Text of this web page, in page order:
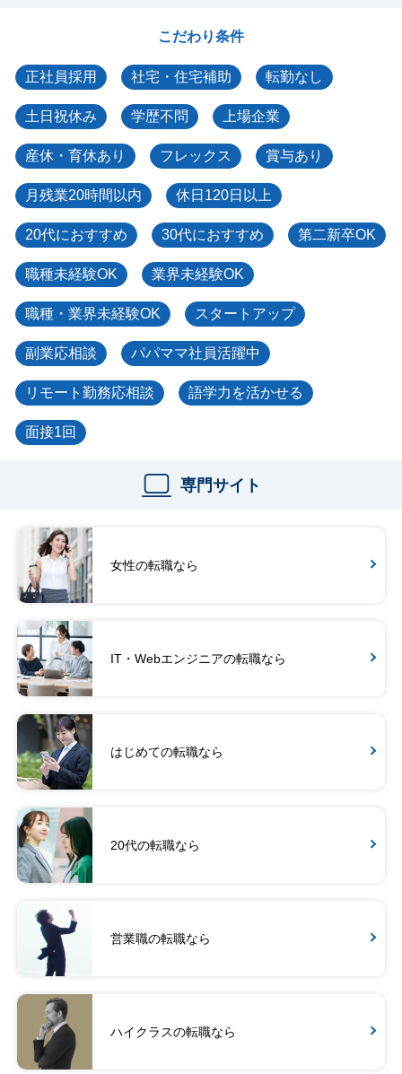
こだわり条件
正社員採用 社宅・住宅補助 転勤なし
土日祝休み 学歴不問 上場企業
産休・育休あり フレックス 賞与あり
月残業20時間以内 休日120日以上
20代におすすめ 30代におすすめ 第二新卒OK
職種未経験OK 業界未経験OK
職種・業界未経験OK スタートアップ
副業応相談 パパママ社員活躍中
リモート勤務応相談 語学力を活かせる
面接1回
専門サイト
女性の転職なら
IT・Webエンジニアの転職なら
はじめての転職なら
20代の転職なら
営業職の転職なら
ハイクラスの転職なら